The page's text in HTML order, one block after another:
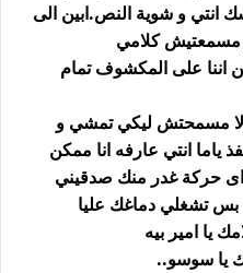
انتي و شوية النص.ابين الى
مسمعتيش كلامي
على المكشوف تمام
اولا مسمحتش ليكي تمشي و
ياما انتي عارفه انا ممكن
حركة غدر منك صدقيني
بس تشغلي دماغك عليا
يا امير بيه
يا سوسو..